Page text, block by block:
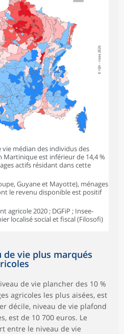
vie médian des individus des
Martinique est inférieur de 14,4 %
actifs résidant dans cette
Guyane et Mayotte), ménages
le revenu disponible est positif
agricole 2020 ; DGFiP ; Insee-
localisé social et fiscal (Filosofi)
de vie plus marqués
de vie plancher des 10 %
agricoles les plus aisées, est
décile, niveau de vie plafond
est de 10 700 euros. Le
entre le niveau de vie